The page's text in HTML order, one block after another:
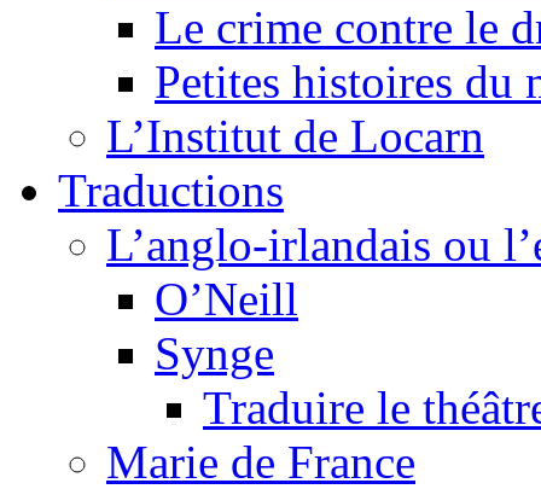
Le crime contre le
Petites histoires du
L’Institut de Locarn
Traductions
L’anglo-irlandais ou
O’Neill
Synge
Traduire le
Marie de France